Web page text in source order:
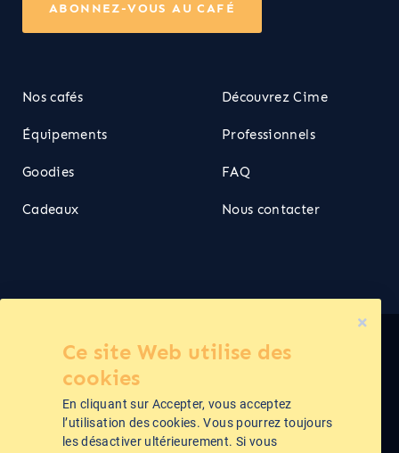
Ce site Web utilise des
cookies
En cliquant sur Accepter, vous acceptez
l’utilisation des cookies. Vous pourrez toujours
les désactiver ultérieurement. Si vous
Nos cafés
Équipements
Goodies
Cadeaux
Découvrez Cime
Professionnels
FAQ
Nous contacter
ABONNEZ-VOUS AU CAFÉ
Cime ©2026
Politique de confidentialité